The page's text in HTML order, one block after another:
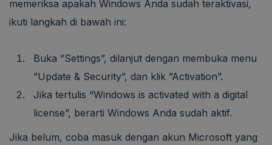
memeriksa apakah Windows Anda sudah teraktivasi,
ikuti langkah di bawah ini:
Buka ”Settings”, dilanjut dengan membuka menu
”Update & Security”, dan klik ”Activation”.
Jika tertulis “Windows is activated with a digital
license”, berarti Windows Anda sudah aktif.
Jika belum, coba masuk dengan akun Microsoft yang